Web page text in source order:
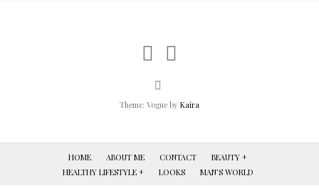
Theme: Vogue by Kaira
HOME ABOUT ME CONTACT
BEAUTY +
HEALTHY LIFESTYLE +
LOOKS MAN’S WORLD